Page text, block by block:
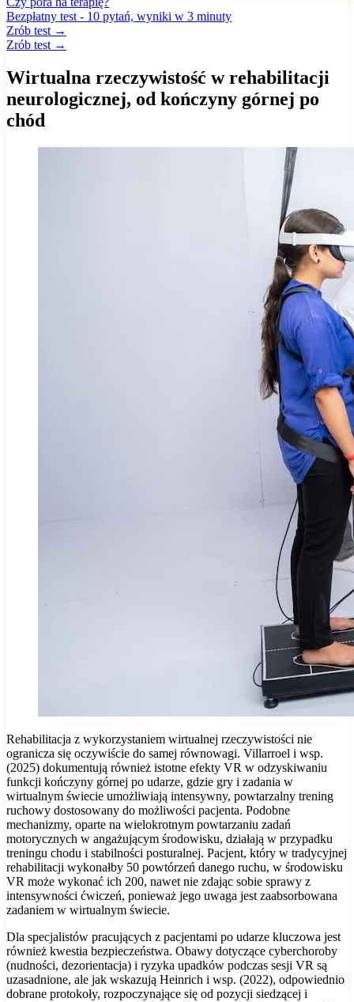
Bezpłatny test - 10 pytań, wyniki w 3 minuty
Zrób test →
Zrób test →
Wirtualna rzeczywistość w rehabilitacji
neurologicznej, od kończyny górnej po
chód
Rehabilitacja z wykorzystaniem wirtualnej rzeczywistości nie
ogranicza się oczywiście do samej równowagi. Villarroel i wsp.
(2025) dokumentują również istotne efekty VR w odzyskiwaniu
funkcji kończyny górnej po udarze, gdzie gry i zadania w
wirtualnym świecie umożliwiają intensywny, powtarzalny trening
ruchowy dostosowany do możliwości pacjenta. Podobne
mechanizmy, oparte na wielokrotnym powtarzaniu zadań
motorycznych w angażującym środowisku, działają w przypadku
treningu chodu i stabilności posturalnej. Pacjent, który w tradycyjnej
rehabilitacji wykonałby 50 powtórzeń danego ruchu, w środowisku
VR może wykonać ich 200, nawet nie zdając sobie sprawy z
intensywności ćwiczeń, ponieważ jego uwaga jest zaabsorbowana
zadaniem w wirtualnym świecie.
Dla specjalistów pracujących z pacjentami po udarze kluczowa jest
również kwestia bezpieczeństwa. Obawy dotyczące cyberchoroby
(nudności, dezorientacja) i ryzyka upadków podczas sesji VR są
uzasadnione, ale jak wskazują Heinrich i wsp. (2022), odpowiednio
dobrane protokoły, rozpoczynające się od pozycji siedzącej i